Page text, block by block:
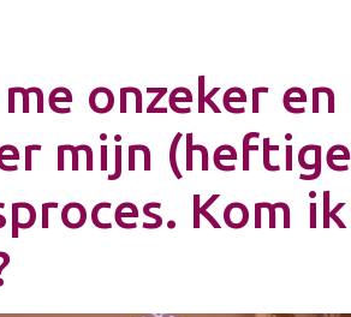
onzeker
mijn
Kom